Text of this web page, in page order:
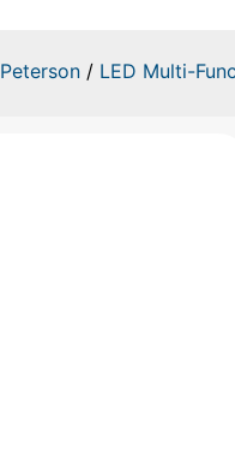
Peterson/ LED Multi-